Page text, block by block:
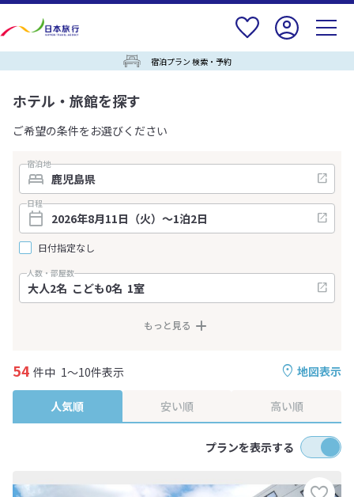
宿泊プラン 検索・予約
ホテル・旅館を探す
ご希望の条件をお選びください
宿泊地
日程
日付指定なし
人数・部屋数
もっと見る
地図表示
54 件中 1～10件表示
人気順 安い順 高い順
プランを表示する